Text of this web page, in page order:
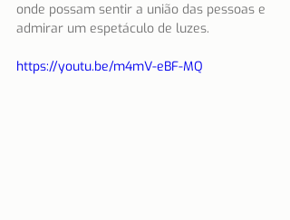
onde possam sentir a união das pessoas e
admirar um espetáculo de luzes.
https://youtu.be/m4mV-eBF-MQ